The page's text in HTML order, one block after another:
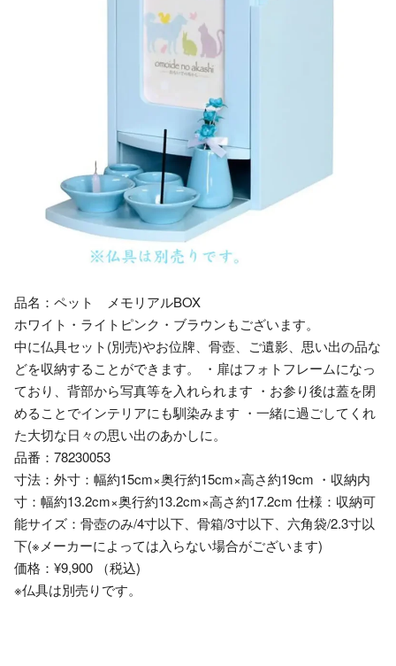
品名：ペット メモリアルBOX
ホワイト・ライトピンク・ブラウンもございます。
中に仏具セット(別売)やお位牌、骨壺、ご遺影、思い出の品な
どを収納することができます。 ・扉はフォトフレームになっ
ており、背部から写真等を入れられます ・お参り後は蓋を閉
めることでインテリアにも馴染みます ・一緒に過ごしてくれ
た大切な日々の思い出のあかしに。
品番：78230053
寸法：外寸：幅約15cm×奥行約15cm×高さ約19cm ・収納内
寸：幅約13.2cm×奥行約13.2cm×高さ約17.2cm 仕様：収納可
能サイズ：骨壺のみ/4寸以下、骨箱/3寸以下、六角袋/2.3寸以
下(※メーカーによっては入らない場合がございます)
価格：¥9,900 （税込)
※仏具は別売りです。